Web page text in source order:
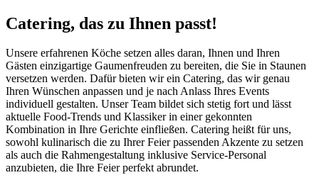
Catering, das zu Ihnen passt!
Unsere erfahrenen Köche setzen alles daran, Ihnen und Ihren
Gästen einzigartige Gaumenfreuden zu bereiten, die Sie in Staunen
versetzen werden. Dafür bieten wir ein Catering, das wir genau
Ihren Wünschen anpassen und je nach Anlass Ihres Events
individuell gestalten. Unser Team bildet sich stetig fort und lässt
aktuelle Food-Trends und Klassiker in einer gekonnten
Kombination in Ihre Gerichte einfließen. Catering heißt für uns,
sowohl kulinarisch die zu Ihrer Feier passenden Akzente zu setzen
als auch die Rahmengestaltung inklusive Service-Personal
anzubieten, die Ihre Feier perfekt abrundet.